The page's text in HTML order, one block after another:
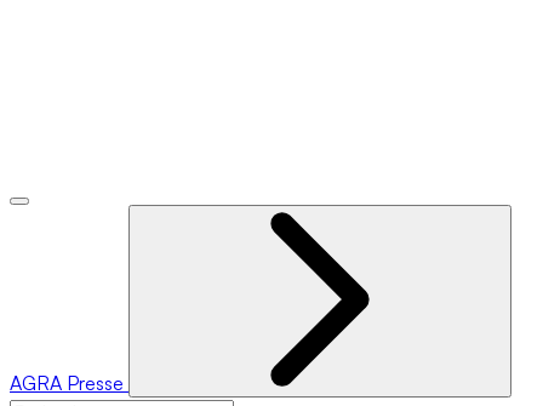
AGRA Presse